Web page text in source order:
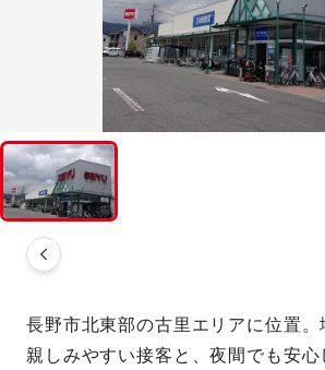
長野市北東部の古里エリアに位置。
親しみやすい接客と、夜間でも安